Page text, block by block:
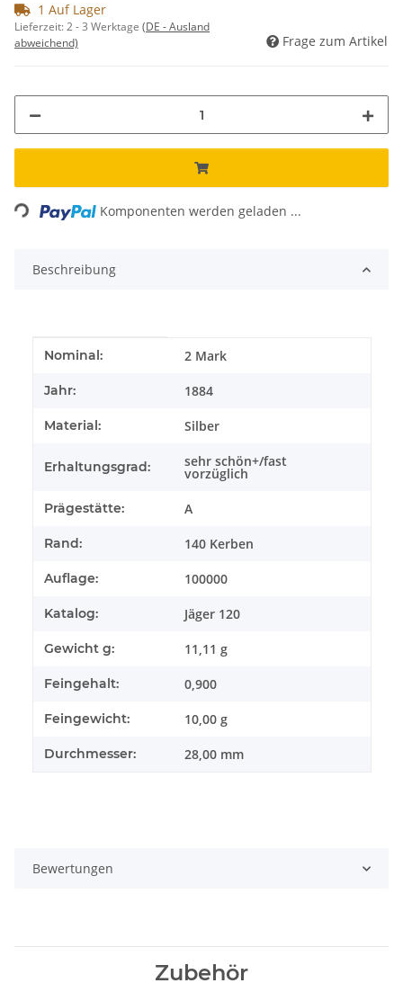
1 Auf Lager
Lieferzeit:2 - 3 Werktage (DE - Ausland
abweichend)
Frage zum Artikel
Loading... Komponenten werden geladen ...
Beschreibung
Produkteigenschaft
Wert
Nominal: 2 Mark
Jahr: 1884
Material: Silber
Erhaltungsgrad: sehr schön+/fast
vorzüglich
Prägestätte: A
Rand: 140 Kerben
Auflage: 100000
Katalog: Jäger 120
Gewicht g: 11,11 g
Feingehalt: 0,900
Feingewicht: 10,00 g
Durchmesser: 28,00 mm
Bewertungen
Zubehör